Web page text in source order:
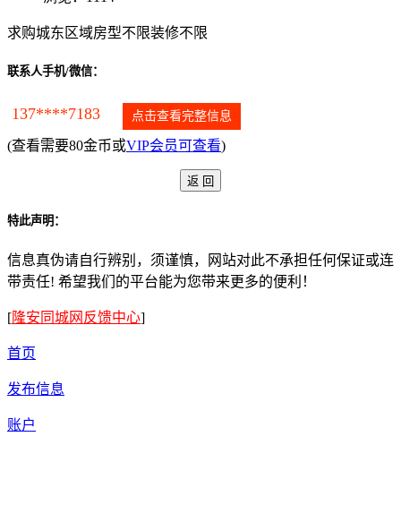
求购城东区域房型不限装修不限
联系人手机/微信：
137****7183 点击查看完整信息
(查看需要80金币或VIP会员可查看)
特此声明：
信息真伪请自行辨别，须谨慎，网站对此不承担任何保证或连
带责任! 希望我们的平台能为您带来更多的便利！
[隆安同城网反馈中心]
首页
发布信息
账户